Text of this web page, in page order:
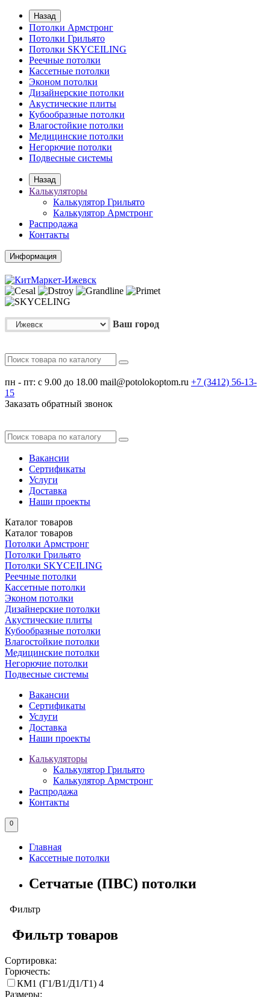
Назад
Потолки Армстронг
Потолки Грильято
Потолки SKYCEILING
Реечные потолки
Кассетные потолки
Эконом потолки
Дизайнерские потолки
Акустические плиты
Кубообразные потолки
Влагостойкие потолки
Медицинские потолки
Негорючие потолки
Подвесные системы
Назад
Калькуляторы
Калькулятор Грильято
Калькулятор Армстронг
Распродажа
Контакты
Информация
Ваш город
пн - пт: с 9.00 до 18.00 mail@potolokoptom.ru +7 (3412) 56-13-
15
Заказать обратный звонок
Вакансии
Сертификаты
Услуги
Доставка
Наши проекты
Каталог товаров
Каталог товаров
Потолки Армстронг
Потолки Грильято
Потолки SKYCEILING
Реечные потолки
Кассетные потолки
Эконом потолки
Дизайнерские потолки
Акустические плиты
Кубообразные потолки
Влагостойкие потолки
Медицинские потолки
Негорючие потолки
Подвесные системы
Вакансии
Сертификаты
Услуги
Доставка
Наши проекты
Калькуляторы
Калькулятор Грильято
Калькулятор Армстронг
Распродажа
Контакты
0
Главная
Кассетные потолки
Сетчатые (ПВС) потолки
Фильтр
Фильтр товаров
Сортировка:
Горючесть:
КМ1 (Г1/В1/Д1/Т1) 4
Размеры: